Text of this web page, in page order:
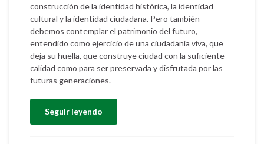
construcción de la identidad histórica, la identidad
cultural y la identidad ciudadana. Pero también
debemos contemplar el patrimonio del futuro,
entendido como ejercicio de una ciudadanía viva, que
deja su huella, que construye ciudad con la suficiente
calidad como para ser preservada y disfrutada por las
futuras generaciones.
Seguir leyendo